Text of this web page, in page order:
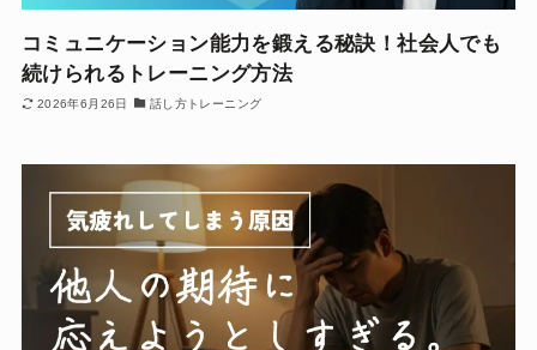
コミュニケーション能力を鍛える秘訣！社会人でも
続けられるトレーニング方法
2026年6月26日 話し方トレーニング